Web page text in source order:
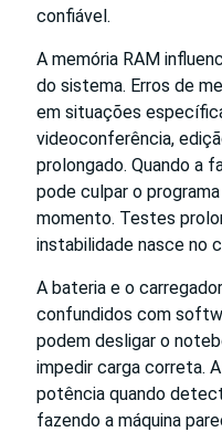
confiável.
A memória RAM
do sistema. Erros de
em situações
videoconferência,
prolongado. Quando a
pode culpar o
momento. Testes
instabilidade nasce no
A bateria e o
confundidos com
podem desligar o
impedir carga correta.
potência quando
fazendo a máquina